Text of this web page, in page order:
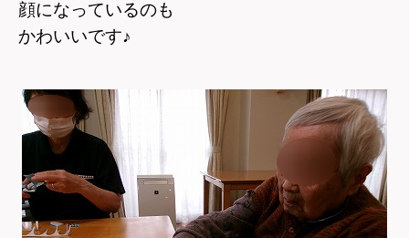
顔になっているのも
かわいいです♪